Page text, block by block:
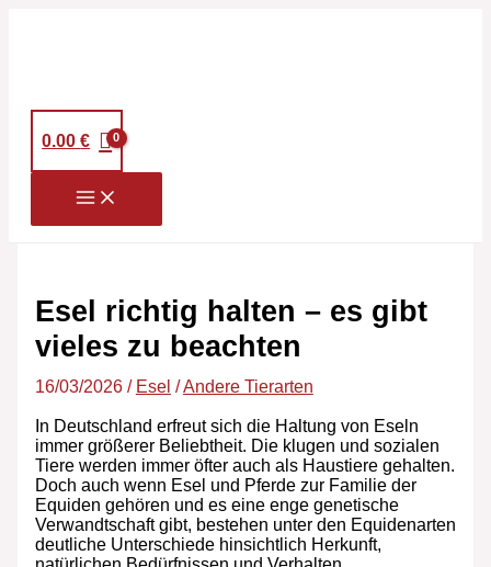
0.00€
Esel richtig halten – es gibt
vieles zu beachten
16/03/2026 / Esel /Andere Tierarten
In Deutschland erfreut sich die Haltung von Eseln
immer größerer Beliebtheit. Die klugen und sozialen
Tiere werden immer öfter auch als Haustiere gehalten.
Doch auch wenn Esel und Pferde zur Familie der
Equiden gehören und es eine enge genetische
Verwandtschaft gibt, bestehen unter den Equidenarten
deutliche Unterschiede hinsichtlich Herkunft,
h
e
h